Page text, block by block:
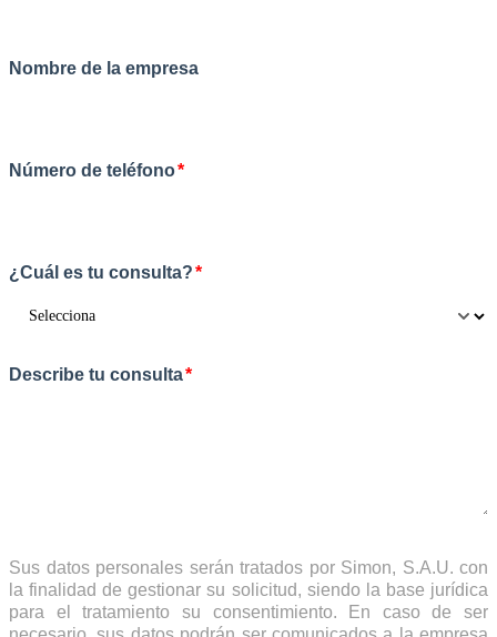
Nombre de la empresa
Número de teléfono*
¿Cuál es tu consulta?*
Describe tu consulta*
Sus datos personales serán tratados por Simon, S.A.U. con
la finalidad de gestionar su solicitud, siendo la base jurídica
para el tratamiento su consentimiento. En caso de ser